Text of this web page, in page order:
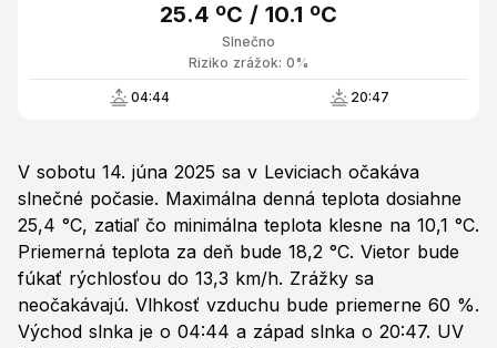
Slnečno
25.4 ºC / 10.1 ºC
Riziko zrážok: 0%
04:44 20:47
V sobotu 14. júna 2025 sa v Leviciach očakáva
slnečné počasie. Maximálna denná teplota dosiahne
25,4 °C, zatiaľ čo minimálna teplota klesne na 10,1 °C.
Priemerná teplota za deň bude 18,2 °C. Vietor bude
fúkať rýchlosťou do 13,3 km/h. Zrážky sa
neočakávajú. Vlhkosť vzduchu bude priemerne 60 %.
Východ slnka je o 04:44 a západ slnka o 20:47. UV